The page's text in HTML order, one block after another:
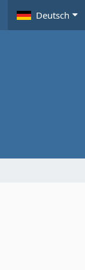
Deutsch